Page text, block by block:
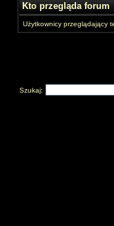
Kto przegląda forum
Użytkownicy przeglądający
Szukaj: